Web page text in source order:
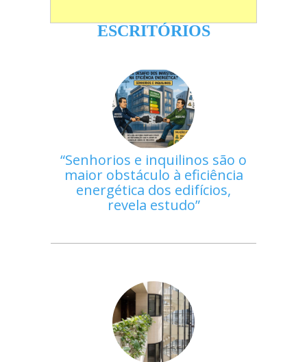
ESCRITÓRIOS
Senhorios e inquilinos são o
maior obstáculo à eficiência
energética dos edifícios,
revela estudo